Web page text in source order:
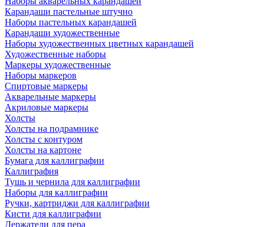
Карандаши пастельные штучно
Наборы пастельных карандашей
Карандаши художественные
Наборы художественных цветных карандашей
Художественные наборы
Маркеры художественные
Наборы маркеров
Спиртовые маркеры
Акварельные маркеры
Акриловые маркеры
Холсты
Холсты на подрамнике
Холсты с контуром
Холсты на картоне
Бумага для каллиграфии
Каллиграфия
Тушь и чернила для каллиграфии
Наборы для каллиграфии
Ручки, картриджи для каллиграфии
Кисти для каллиграфии
Держатели для пера